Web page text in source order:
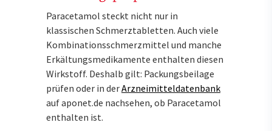
Paracetamol steckt nicht nur in
klassischen Schmerztabletten. Auch viele
Kombinationsschmerzmittel und manche
Erkältungsmedikamente enthalten diesen
Wirkstoff. Deshalb gilt: Packungsbeilage
prüfen oder in derArzneimitteldatenbank
auf aponet.de nachsehen, ob Paracetamol
enthalten ist.